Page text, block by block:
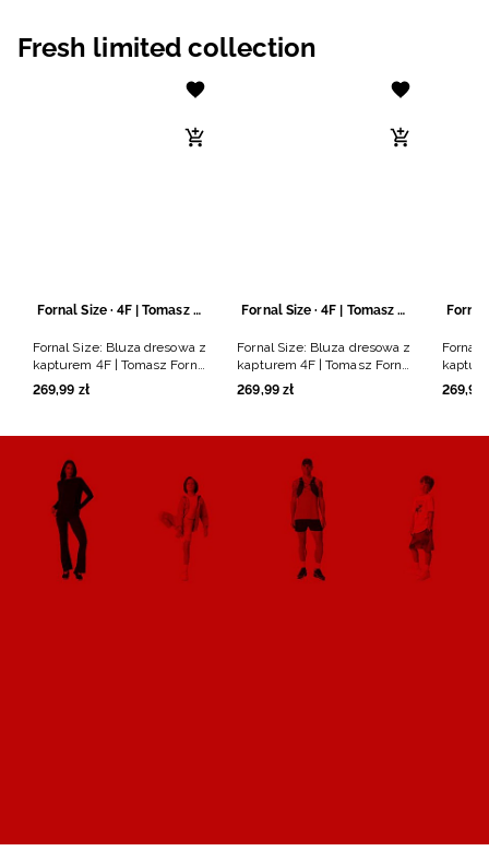
Fresh limited collection
Fornal Size · 4F | Tomasz Fornal
Fornal Size: Bluza dresowa z
kapturem 4F | Tomasz Fornal
- szara
269,99 zł
Fornal Size · 4F | Tomasz Fornal
Fornal Size: Bluza dresowa z
kapturem 4F | Tomasz Fornal
- czarna
269,99 zł
Fornal
- szara
269,99